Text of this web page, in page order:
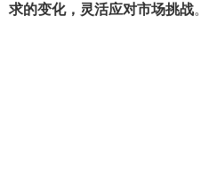
求的变化，灵活应对市场挑战。